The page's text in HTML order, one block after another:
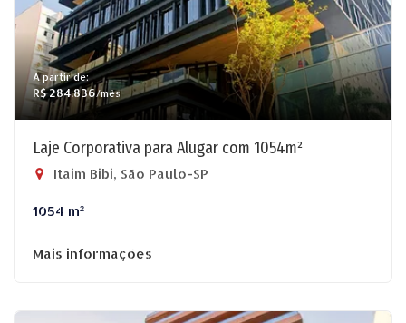
A partir de:
R$ 284.836/mês
Laje Corporativa para Alugar com 1054m²
Itaim Bibi, São Paulo-SP
1054 m²
Mais informações